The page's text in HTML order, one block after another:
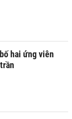
hai ứng viên